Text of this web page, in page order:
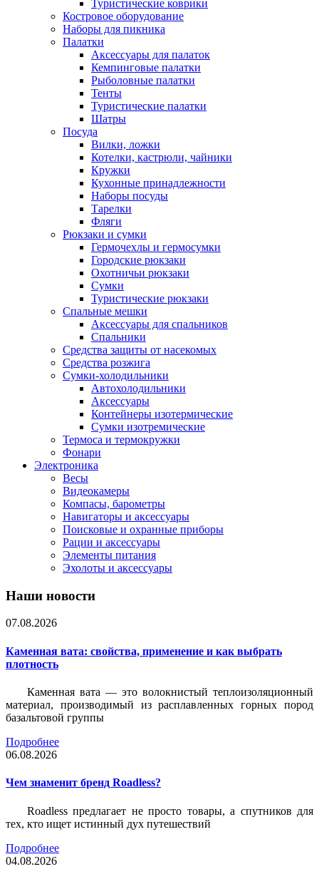
Туристические коврики
Костровое оборудование
Наборы для пикника
Палатки
Аксессуары для палаток
Кемпинговые палатки
Рыболовные палатки
Тенты
Туристические палатки
Шатры
Посуда
Вилки, ложки
Котелки, кастрюли, чайники
Кружки
Кухонные принадлежности
Наборы посуды
Тарелки
Фляги
Рюкзаки и сумки
Гермочехлы и гермосумки
Городские рюкзаки
Охотничьи рюкзаки
Сумки
Туристические рюкзаки
Спальные мешки
Аксессуары для спальников
Спальники
Средства защиты от насекомых
Средства розжига
Сумки-холодильники
Автохолодильники
Аксессуары
Контейнеры изотермические
Сумки изотремические
Термоса и термокружки
Фонари
Электроника
Весы
Видеокамеры
Компасы, барометры
Навигаторы и аксессуары
Поисковые и охранные приборы
Рации и аксессуары
Элементы питания
Эхолоты и аксессуары
Наши новости
07.08.2026
Каменная вата: свойства, применение и как выбрать
плотность
Каменная вата — это волокнистый теплоизоляционный
материал, производимый из расплавленных горных пород
базальтовой группы
Подробнее
06.08.2026
Чем знаменит бренд Roadless?
Roadless предлагает не просто товары, а спутников для
тех, кто ищет истинный дух путешествий
Подробнее
04.08.2026